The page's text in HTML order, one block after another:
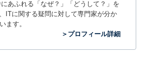
あふれる「なぜ？」「どうして？」を
ITに関する疑問に対して専門家が分か
ます。
＞プロフィール詳細